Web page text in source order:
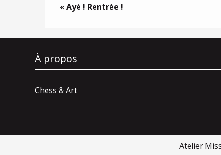
« Ayé ! Rentrée !
À propos
Chess & Art
Atelier